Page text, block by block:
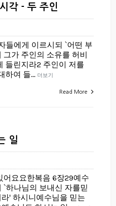
각 - 두 주인
들에게 이르시되 `어떤 부
가 주인의 소유를 허비
들린지라2 주인이 저를
하여 들… 더보기
Read More
일
어요요한복음 6장29예수
하나님의 보내신 자를믿
' 하시니예수님을 믿는